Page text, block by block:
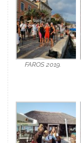
FAROS 2019.